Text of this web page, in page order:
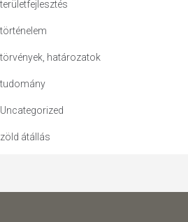
területfejlesztés
történelem
törvények, határozatok
tudomány
Uncategorized
zöld átállás